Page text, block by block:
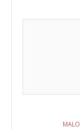
MALO